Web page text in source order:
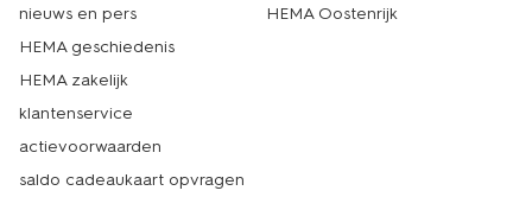
nieuws en pers
HEMA geschiedenis
HEMA zakelijk
klantenservice
actievoorwaarden
saldo cadeaukaart opvragen
HEMA Oostenrijk